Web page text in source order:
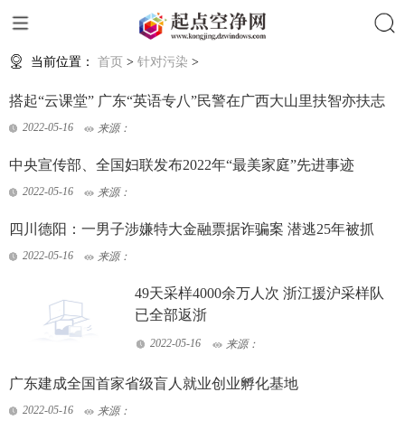
当前位置： 首页 > 针对污染 >
搭起“云课堂” 广东“英语专八”民警在广西大山里扶智亦扶志
2022-05-16 来源：
中央宣传部、全国妇联发布2022年“最美家庭”先进事迹
2022-05-16 来源：
四川德阳：一男子涉嫌特大金融票据诈骗案 潜逃25年被抓
2022-05-16 来源：
49天采样4000余万人次 浙江援沪采样队
已全部返浙
2022-05-16 来源：
广东建成全国首家省级盲人就业创业孵化基地
2022-05-16 来源：